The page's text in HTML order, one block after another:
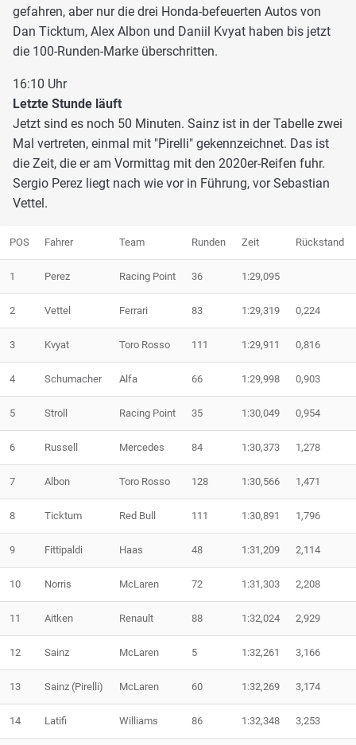
gefahren, aber nur die drei Honda-befeuerten Autos von
Dan Ticktum, Alex Albon und Daniil Kvyat haben bis jetzt
die 100-Runden-Marke überschritten.
16:10 Uhr
Letzte Stunde läuft
Jetzt sind es noch 50 Minuten. Sainz ist in der Tabelle zwei
Mal vertreten, einmal mit "Pirelli" gekennzeichnet. Das ist
die Zeit, die er am Vormittag mit den 2020er-Reifen fuhr.
Sergio Perez liegt nach wie vor in Führung, vor Sebastian
Vettel.
POS Fahrer Team Runden Zeit Rückstand
1 Perez Racing Point 36 1:29,095
2 Vettel Ferrari 83 1:29,319 0,224
3 Kvyat Toro Rosso 111 1:29,911 0,816
4 Schumacher Alfa 66 1:29,998 0,903
5 Stroll Racing Point 35 1:30,049 0,954
6 Russell Mercedes 84 1:30,373 1,278
7 Albon Toro Rosso 128 1:30,566 1,471
8 Ticktum Red Bull 111 1:30,891 1,796
9 Fittipaldi Haas 48 1:31,209 2,114
10 Norris McLaren 72 1:31,303 2,208
11 Aitken Renault 88 1:32,024 2,929
12 Sainz McLaren 5 1:32,261 3,166
13 Sainz (Pirelli) McLaren 60 1:32,269 3,174
14 Latifi Williams 86 1:32,348 3,253